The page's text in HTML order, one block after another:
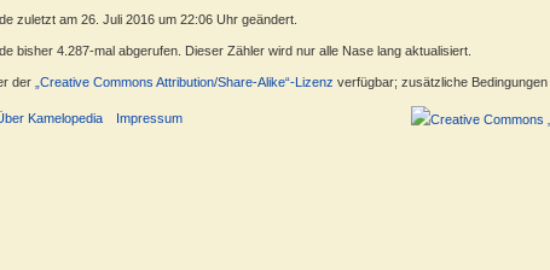
zuletzt am 26. Juli 2016 um 22:06 Uhr geändert.
bisher 4.287-mal abgerufen. Dieser Zähler wird nur alle Nase lang aktualisiert.
der „Creative Commons Attribution/Share-Alike“-Lizenz verfügbar; zusätzliche
Kamelopedia Impressum